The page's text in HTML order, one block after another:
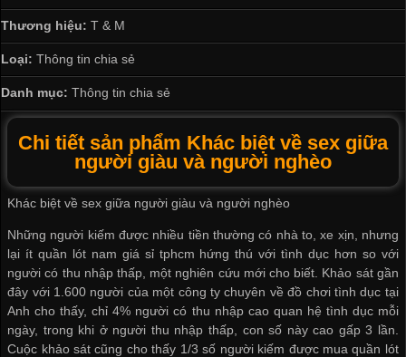
Thương hiệu: T & M
Loại: Thông tin chia sẻ
Danh mục: Thông tin chia sẻ
Chi tiết sản phẩm Khác biệt về sex giữa
người giàu và người nghèo
Khác biệt về sex giữa người giàu và người nghèo
Những người kiếm được nhiều tiền thường có nhà to, xe xịn, nhưng
lại ítquần lót nam giá sỉ tphcm hứng thú với tình dục hơn so với
người có thu nhập thấp, một nghiên cứu mới cho biết. Khảo sát gần
đây với 1.600 người của một công ty chuyên về đồ chơi tình dục tại
Anh cho thấy, chỉ 4% người có thu nhập cao quan hệ tình dục mỗi
ngày, trong khi ở người thu nhập thấp, con số này cao gấp 3 lần.
Cuộc khảo sát cũng cho thấy 1/3 số người kiếm được mua quần lót